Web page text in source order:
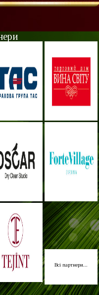
Всі партнери...